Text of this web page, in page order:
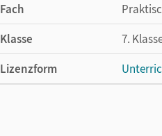
Fach
Klasse
7.
Lizenzform